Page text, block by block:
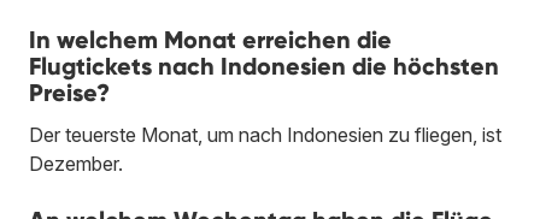
In welchem Monat erreichen die
Flugtickets nach Indonesien die höchsten
Preise?
Der teuerste Monat, um nach Indonesien zu fliegen, ist
Dezember.